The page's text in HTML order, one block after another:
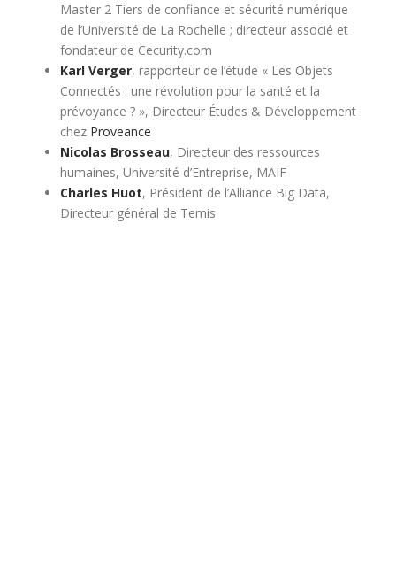
Master 2 Tiers de confiance et sécurité numérique
de l’Université de La Rochelle ; directeur associé et
fondateur de Cecurity.com
Karl Verger, rapporteur de l’étude « Les Objets
Connectés : une révolution pour la santé et la
prévoyance ? », Directeur Études & Développement
chez Proveance
Nicolas Brosseau, Directeur des ressources
humaines, Université d’Entreprise, MAIF
Charles Huot, Président de l’Alliance Big Data,
Directeur général de Temis